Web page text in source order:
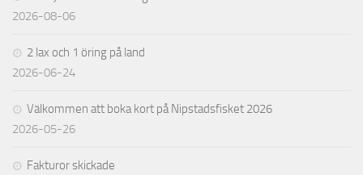
2026-08-06
2 lax och 1 öring på land
2026-06-24
Välkommen att boka kort på Nipstadsfisket 2026
2026-05-26
Fakturor skickade